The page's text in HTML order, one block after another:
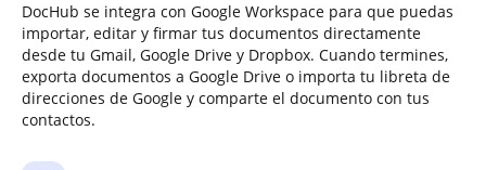
DocHub se integra con Google Workspace para que puedas
importar, editar y firmar tus documentos directamente
desde tu Gmail, Google Drive y Dropbox. Cuando termines,
exporta documentos a Google Drive o importa tu libreta de
direcciones de Google y comparte el documento con tus
contactos.